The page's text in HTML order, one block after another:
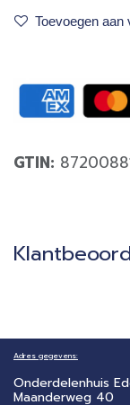
Toevoegen aan
GTIN:
Adres gegevens:
Onderdelenhuis
Maanderweg 40